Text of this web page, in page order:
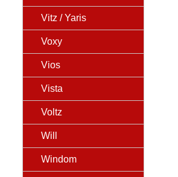
Vitz / Yaris
Voxy
Vios
Vista
Voltz
Will
Windom